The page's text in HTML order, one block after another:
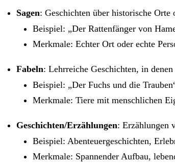
Sagen: Geschichten über historische
Beispiel: „Der Rattenfänger von
Merkmale: Echter Ort oder echte
Fabeln: Lehrreiche Geschichten, in
Beispiel: „Der Fuchs und die
Merkmale: Tiere mit menschlichen
Geschichten/Erzählungen: Erzählungen
Beispiel: Abenteuergeschichten,
Merkmale: Spannender Aufbau,